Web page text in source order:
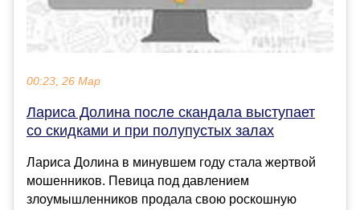
00:23, 26 Мар
Лариса Долина после скандала выступает
со скидками и при полупустых залах
Лариса Долина в минувшем году стала жертвой
мошенников. Певица под давлением
злоумышленников продала свою роскошную